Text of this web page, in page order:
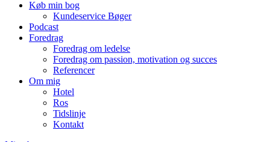
Køb min bog
Kundeservice Bøger
Podcast
Foredrag
Foredrag om ledelse
Foredrag om passion, motivation og succes
Referencer
Om mig
Hotel
Ros
Tidslinje
Kontakt